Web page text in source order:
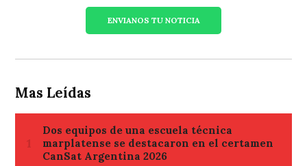
ENVIANOS TU NOTICIA
Mas Leídas